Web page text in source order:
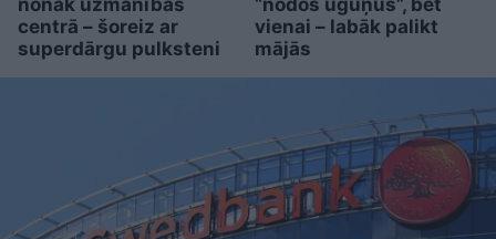
nonāk uzmanības
centrā – šoreiz ar
superdārgu pulksteni
“nodos uguņus”, bet
vienai – labāk palikt
mājās